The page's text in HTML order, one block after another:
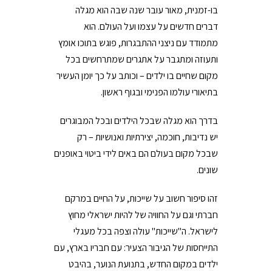
בו-זמנית, מאור עובר שנה שבה הוא מגלה
דברים חדשים על עצמו ועל העולם. הוא
מתמודד עם ניצני ההתבגרות, פוגש בתוכו אומץ
ותעוזה ומתגבר על אתגרים שמתרחשים בכל
מקום שחיים בו ילדים – וכותב על כך יומן העשיר
בתיאורי עולמו הפנימי ובגוף ראשון.
בדרך הוא מגלה שבכל הילדים ובכל המבוגרים
יש נדיבות, חוכמה, יצירתיות ואנושיות – רק
שבכל מקום בעולם הם באים לידי ביטוי באופנים
שונים.
זהו סיפור חשוב על שייכות, על החיים במרקם
חברתי וגם על החוויה של להיות ישראלי מחוץ
לישראל. ה"שייכות" עולה וצפה בכל מעגלי
התייחסות של הגיבור הצעיר: עם חבריו בארץ, עם
ילדים במקום החדש, בתנועת הנוער, בהיבט